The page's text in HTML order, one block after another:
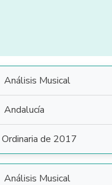
Análisis Musical
Andalucía
Ordinaria de 2017
Análisis Musical